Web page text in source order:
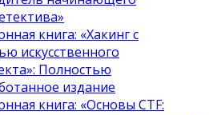
книга: «Хакинг с
искусственного
Полностью
издание
книга: «Основы CTF: